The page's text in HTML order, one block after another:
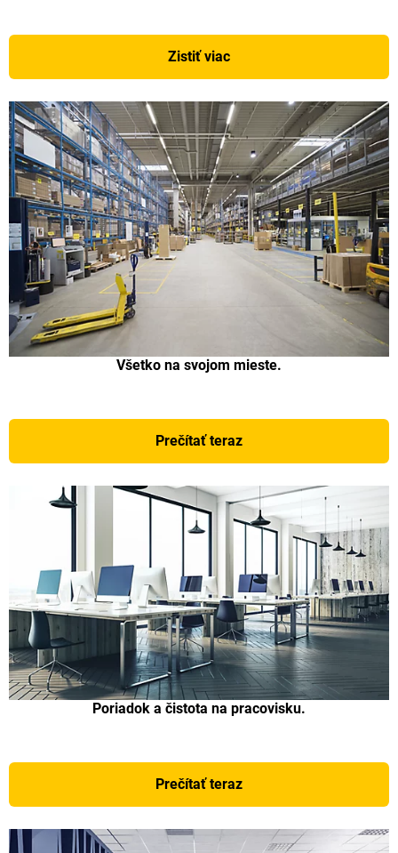
Zistiť viac
Všetko na svojom mieste.
Prečítať teraz
Poriadok a čistota na pracovisku.
Prečítať teraz